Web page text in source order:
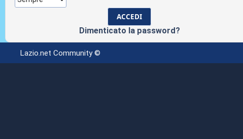
Dimenticato la password?
Lazio.net Community ©